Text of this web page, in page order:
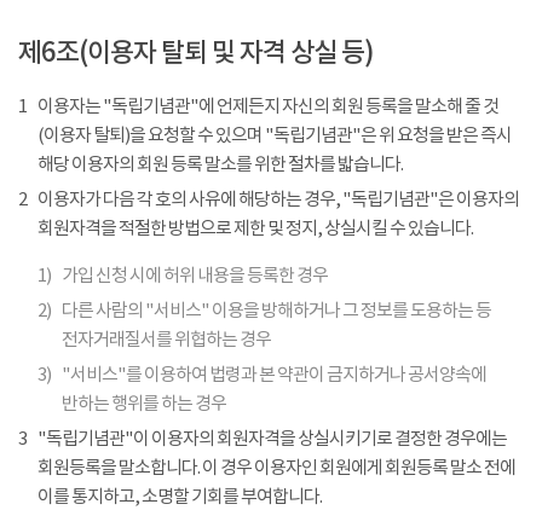
제6조(이용자 탈퇴 및 자격 상실 등)
1 이용자는 "독립기념관"에 언제든지 자신의 회원 등록을 말소해 줄 것
(이용자 탈퇴)을 요청할 수 있으며 "독립기념관"은 위 요청을 받은 즉시
해당 이용자의 회원 등록 말소를 위한 절차를 밟습니다.
2 이용자가 다음 각 호의 사유에 해당하는 경우, "독립기념관"은 이용자의
회원자격을 적절한 방법으로 제한 및 정지, 상실시킬 수 있습니다.
1) 가입 신청 시에 허위 내용을 등록한 경우
2) 다른 사람의 "서비스" 이용을 방해하거나 그 정보를 도용하는 등
전자거래질서를 위협하는 경우
3) "서비스"를 이용하여 법령과 본 약관이 금지하거나 공서양속에
반하는 행위를 하는 경우
3 "독립기념관"이 이용자의 회원자격을 상실시키기로 결정한 경우에는
회원등록을 말소합니다. 이 경우 이용자인 회원에게 회원등록 말소 전에
이를 통지하고, 소명할 기회를 부여합니다.